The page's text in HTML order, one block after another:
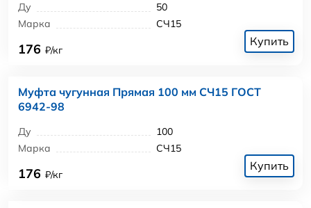
Ду
50
Марка
СЧ15
176 ₽/кг
Купить
Муфта чугунная Прямая 100 мм СЧ15 ГОСТ
6942-98
Ду
100
Марка
СЧ15
176 ₽/кг
Купить